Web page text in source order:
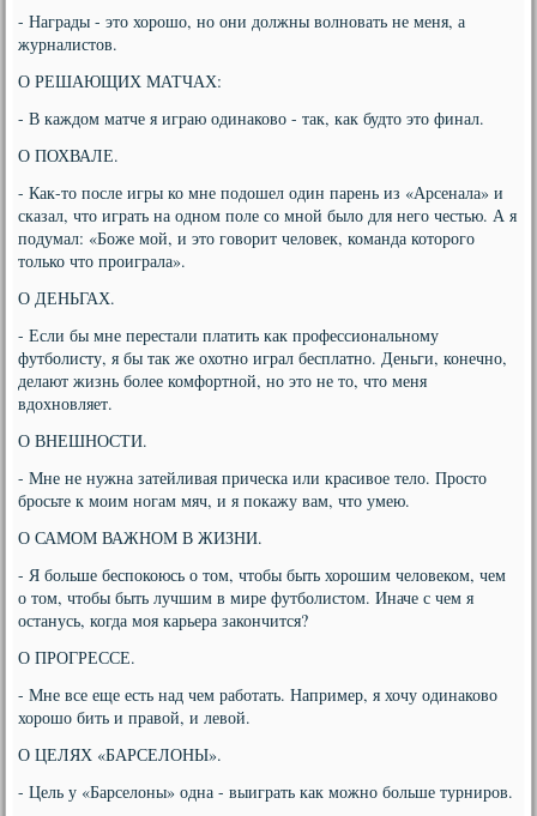
- Награды - это хорошо, но они должны волновать не меня, а
журналистов.
О РЕШАЮЩИХ МАТЧАХ:
- В каждом матче я играю одинаково - так, как будто это финал.
О ПОХВАЛЕ.
- Как-то после игры ко мне подошел один парень из «Арсенала» и
сказал, что играть на одном поле со мной было для него честью. А я
подумал: «Боже мой, и это говорит человек, команда которого
только что проиграла».
О ДЕНЬГАХ.
- Если бы мне перестали платить как профессиональному
футболисту, я бы так же охотно играл бесплатно. Деньги, конечно,
делают жизнь более комфортной, но это не то, что меня
вдохновляет.
О ВНЕШНОСТИ.
- Мне не нужна затейливая прическа или красивое тело. Просто
бросьте к моим ногам мяч, и я покажу вам, что умею.
О САМОМ ВАЖНОМ В ЖИЗНИ.
- Я больше беспокоюсь о том, чтобы быть хорошим человеком, чем
о том, чтобы быть лучшим в мире футболистом. Иначе с чем я
останусь, когда моя карьера закончится?
О ПРОГРЕССЕ.
- Мне все еще есть над чем работать. Например, я хочу одинаково
хорошо бить и правой, и левой.
О ЦЕЛЯХ «БАРСЕЛОНЫ».
- Цель у «Барселоны» одна - выиграть как можно больше турниров.